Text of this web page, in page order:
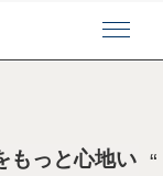
もっと心地い